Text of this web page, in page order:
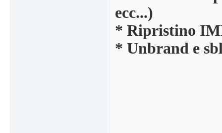
ecc...)
* Ripristino
* Unbrand e